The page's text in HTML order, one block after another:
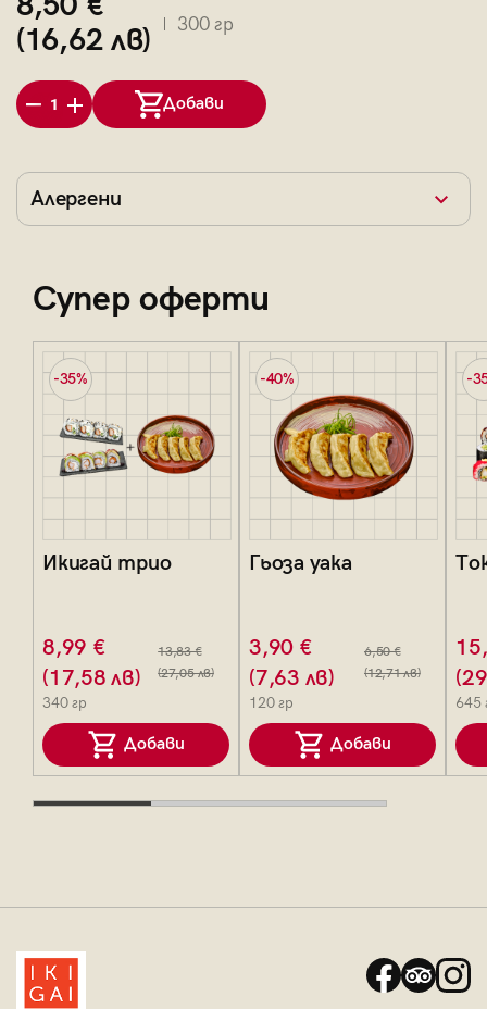
(16,62 лв)
300 гр
1 Добави
Алергени
Супер оферти
-35%
Икигай трио
8,99 €
(17,58 лв)
13,83 €
(27,05 лв)
340 гр
Добави
-40%
Гьоза уака
3,90 €
(7,63 лв)
6,50 €
(12,71 лв)
120 гр
Добави
-
645